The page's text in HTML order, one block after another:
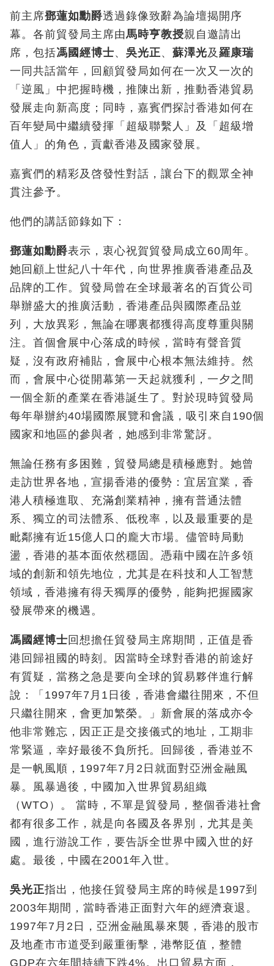
前主席鄧蓮如勳爵透過錄像致辭為論壇揭開序
幕。各前貿發局主席由馬時亨教授親自邀請出
席，包括馮國經博士、 吳光正、 蘇澤光及 羅康瑞
一同共話當年，回顧貿發局如何在一次又一次的
「逆風」中把握時機，推陳出新，推動香港貿易
發展走向新高度；同時，嘉賓們探討香港如何在
百年變局中繼續發揮「超級聯繫人」及「超級增
值人」的角色，貢獻香港及國家發展。
嘉賓們的精彩及啓發性對話，讓台下的觀眾全神
貫注參予。
他們的講話節錄如下：
鄧蓮如勳爵表示，衷心祝賀貿發局成立60周年。
她回顧上世紀八十年代，向世界推廣香港產品及
品牌的工作。貿發局曾在全球最著名的百貨公司
舉辦盛大的推廣活動，香港產品與國際產品並
列，大放異彩，無論在哪裏都獲得高度尊重與關
注。首個會展中心落成的時候，當時有聲音質
疑，沒有政府補貼，會展中心根本無法維持。然
而，會展中心從開幕第一天起就獲利，一夕之間
一個全新的產業在香港誕生了。對於現時貿發局
每年舉辦約40場國際展覽和會議，吸引來自190個
國家和地區的參與者，她感到非常驚訝。
無論任務有多困難，貿發局總是積極應對。她曾
走訪世界各地，宣揚香港的優勢：宜居宜業，香
港人積極進取、充滿創業精神，擁有普通法體
系、獨立的司法體系、低稅率，以及最重要的是
毗鄰擁有近15億人口的龐大市場。儘管時局動
盪，香港的基本面依然穩固。憑藉中國在許多領
域的創新和領先地位，尤其是在科技和人工智慧
領域，香港擁有得天獨厚的優勢，能夠把握國家
發展帶來的機遇。
馮國經博士 回想擔任貿發局主席期間，正值是香
港回歸祖國的時刻。因當時全球對香港的前途好
有質疑，當務之急是要向全球的貿易夥伴進行解
說：
「 1997年7月1日後，香港會繼往開來，不但
只繼往開來，會更加繁榮。
」 新會展的落成亦令
他非常難忘，因正正是交接儀式的地址，工期非
常緊逼，幸好最後不負所托。回歸後，香港並不
是一帆風順，1997年7月2日就面對亞洲金融風
暴。風暴過後，中國加入世界貿易組織
（WTO）。 當時，不單是貿發局，整個香港社會
都有很多工作，就是向各國及各界別
， 尤其是美
國，進行游說工作，要告訴全世界中國入世的好
處。最後，中國在2001年入世。
吳光正指出，他接任貿發局主席的時候是1997到
2003年期間，當時香港正面對六年的經濟衰退。
1997年7月2日，亞洲金融風暴來襲，香港的股市
及地產市市道受到嚴重衝擊，港幣貶值，整體
GDP在六年間持續下跌4%。出口貿易方面，